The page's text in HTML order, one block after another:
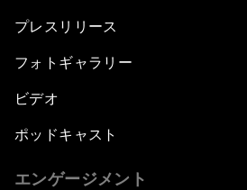
プレスリリース
フォトギャラリー
ビデオ
ポッドキャスト
エンゲージメント